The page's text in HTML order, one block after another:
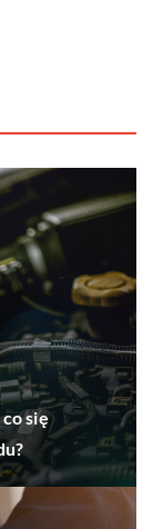
się